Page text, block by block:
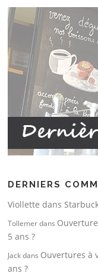
DERNIERS
Viollette dans
Tollemerdans
5 ans ?
Jackdans Ouvertures à
ans ?